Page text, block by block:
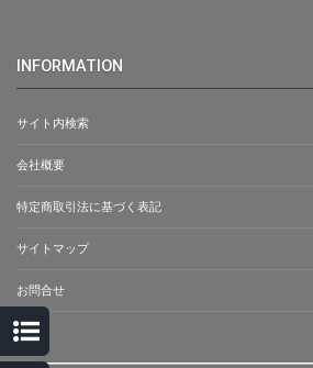
INFORMATION
サイト内検索
会社概要
特定商取引法に基づく表記
サイトマップ
お問合せ